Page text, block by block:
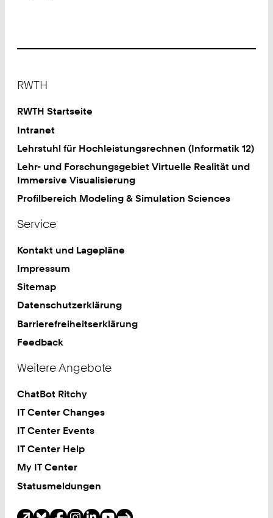
RWTH
RWTH Startseite
Intranet
Lehrstuhl für Hochleistungsrechnen (Informatik 12)
Lehr- und Forschungsgebiet Virtuelle Realität und
Immersive Visualisierung
Profilbereich Modeling & Simulation Sciences
Service
Kontakt und Lagepläne
Impressum
Sitemap
Datenschutzerklärung
Barrierefreiheitserklärung
Feedback
Weitere Angebote
ChatBot Ritchy
IT Center Changes
IT Center Events
IT Center Help
My IT Center
Statusmeldungen